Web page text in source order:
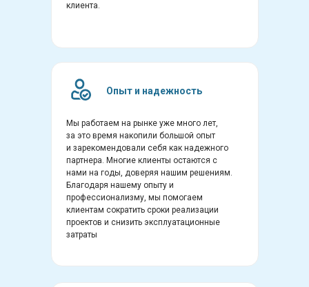
Опыт и надежность
клиента.
Мы работаем на рынке уже много лет,
за это время накопили большой опыт
и зарекомендовали себя как надежного
партнера. Многие клиенты остаются с
нами на годы, доверяя нашим решениям.
Благодаря нашему опыту и
профессионализму, мы помогаем
клиентам сократить сроки реализации
проектов и снизить эксплуатационные
затраты